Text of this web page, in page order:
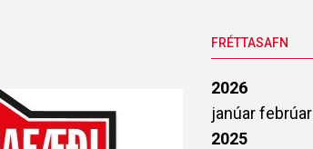
FRÉTTASAFN
2026
janúarfebrúar
2025